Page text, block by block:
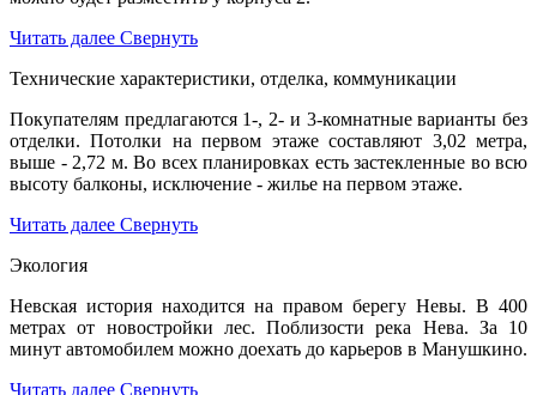
Читать далее Свернуть
Технические характеристики, отделка, коммуникации
Покупателям предлагаются 1-, 2- и 3-комнатные варианты без
отделки. Потолки на первом этаже составляют 3,02 метра,
выше - 2,72 м. Во всех планировках есть застекленные во всю
высоту балконы, исключение - жилье на первом этаже.
Читать далее Свернуть
Экология
Невская история находится на правом берегу Невы. В 400
метрах от новостройки лес. Поблизости река Нева. За 10
минут автомобилем можно доехать до карьеров в Манушкино.
Читать далее Свернуть